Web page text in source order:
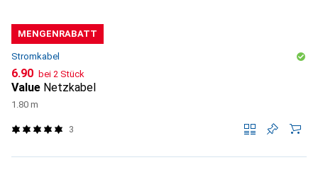
MENGENRABATT
Stromkabel
CHF
6.90 bei 2 Stück
Value Netzkabel
1.80 m
3